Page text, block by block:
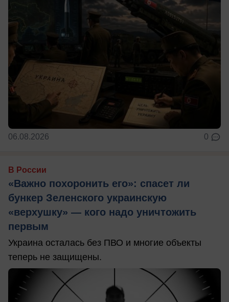
06.08.2026 0
В России
«Важно похоронить его»: спасет ли
бункер Зеленского украинскую
«верхушку» — кого надо уничтожить
первым
Украина осталась без ПВО и многие объекты
теперь не защищены.